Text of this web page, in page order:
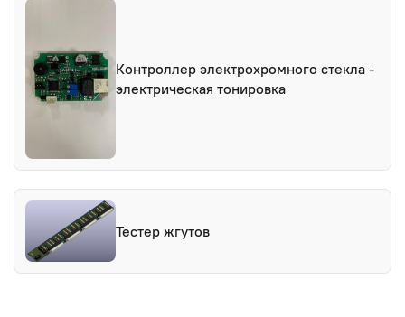
Контроллер электрохромного стекла -
электрическая тонировка
Тестер жгутов